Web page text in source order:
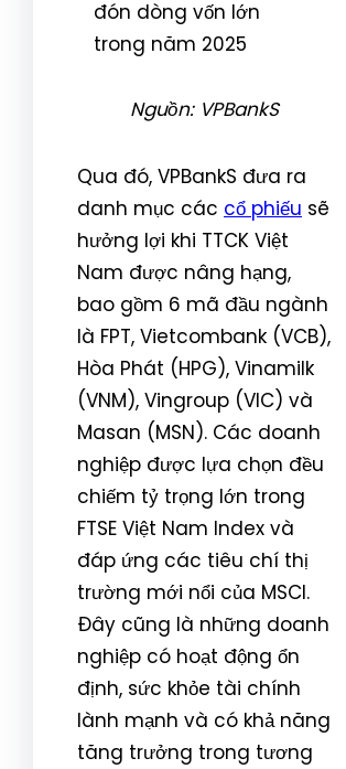
Nguồn: VPBankS
Qua đó, VPBankS đưa ra
danh mục các cổ phiếu sẽ
hưởng lợi khi TTCK Việt
Nam được nâng hạng,
bao gồm 6 mã đầu ngành
là FPT, Vietcombank (VCB),
Hòa Phát (HPG), Vinamilk
(VNM), Vingroup (VIC) và
Masan (MSN). Các doanh
nghiệp được lựa chọn đều
chiếm tỷ trọng lớn trong
FTSE Việt Nam Index và
đáp ứng các tiêu chí thị
trường mới nổi của MSCI.
Đây cũng là những doanh
nghiệp có hoạt động ổn
định, sức khỏe tài chính
lành mạnh và có khả năng
tăng trưởng trong tương